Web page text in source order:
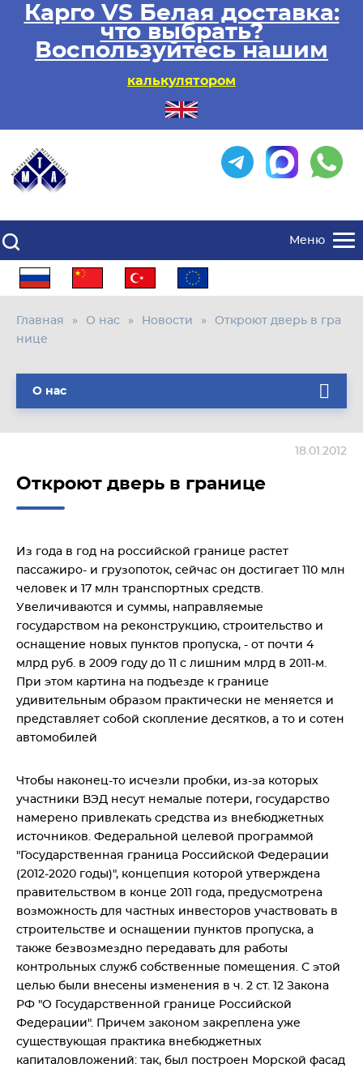
Карго VS Белая доставка:
что выбрать?
Воспользуйтесь нашим
калькулятором
Меню
Главная О нас Новости
Откроют дверь в гра
нице
О нас
Откроют дверь в границе
18.01.2012
Из года в год на российской границе растет
пассажиро- и грузопоток, сейчас он достигает 110 млн
человек и 17 млн транспортных средств.
Увеличиваются и суммы, направляемые
государством на реконструкцию, строительство и
оснащение новых пунктов пропуска, - от почти 4
млрд руб. в 2009 году до 11 с лишним млрд в 2011-м.
При этом картина на подъезде к границе
удивительным образом практически не меняется и
представляет собой скопление десятков, а то и сотен
автомобилей
Чтобы наконец-то исчезли пробки, из-за которых
участники ВЭД несут немалые потери, государство
намерено привлекать средства из внебюджетных
источников. Федеральной целевой программой
"Государственная граница Российской Федерации
(2012-2020 годы)", концепция которой утверждена
правительством в конце 2011 года, предусмотрена
возможность для частных инвесторов участвовать в
строительстве и оснащении пунктов пропуска, а
также безвозмездно передавать для работы
контрольных служб собственные помещения. С этой
целью были внесены изменения в ч. 2 ст. 12 Закона
РФ "О Государственной границе Российской
Федерации". Причем законом закреплена уже
существующая практика внебюджетных
капиталовложений: так, был построен Морской фасад